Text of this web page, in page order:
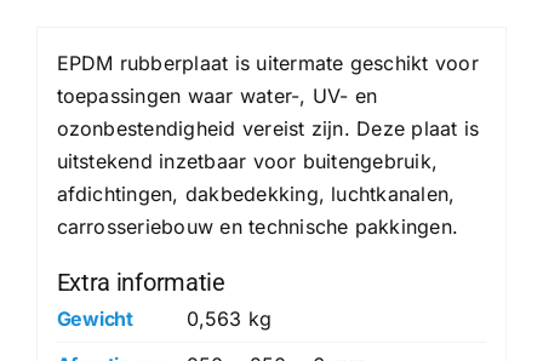
EPDM rubberplaat is uitermate geschikt voor
toepassingen waar water-, UV- en
ozonbestendigheid vereist zijn. Deze plaat is
uitstekend inzetbaar voor buitengebruik,
afdichtingen, dakbedekking, luchtkanalen,
carrosseriebouw en technische pakkingen.
Extra informatie
Gewicht
0,563 kg